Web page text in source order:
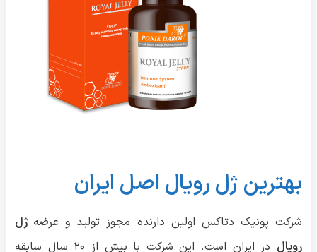
بهترین ژل رویال اصل ایران
شرکت پونیک دتاکس اولین دارنده مجوز تولید و عرضه ژل
رویال
در ایران است. این شرکت با بیش از ۲۰ سال سابقه